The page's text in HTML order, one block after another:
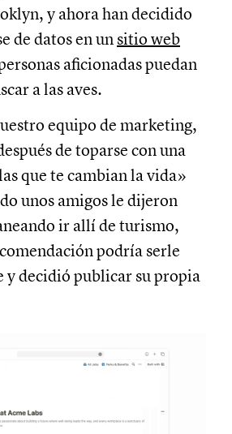
y ahora han decidido
de datos en un sitio web
aficionadas puedan
a las aves.
equipo de marketing,
de toparse con una
que te cambian la vida»
unos amigos le dijeron
ir allí de turismo,
podría serle
y decidió publicar su propia